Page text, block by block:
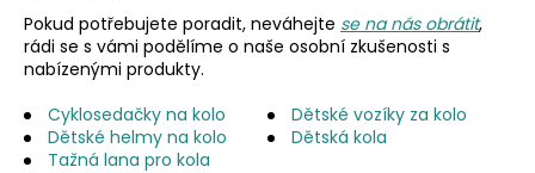
Pokud potřebujete poradit, neváhejte se na nás obrátit,
rádi se s vámi podělíme o naše osobní zkušenosti s
nabízenými produkty.
Cyklosedačky na kolo
Dětské vozíky za kolo
Dětské helmy na kolo
Dětská kola
Tažná lana pro kola
a
j
í
t
?